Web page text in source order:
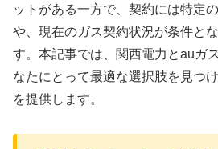
ットがある一方で、契約には特定
や、現在のガス契約状況が条件と
す。本記事では、関西電力とauガ
なたにとって最適な選択肢を見つ
を提供します。